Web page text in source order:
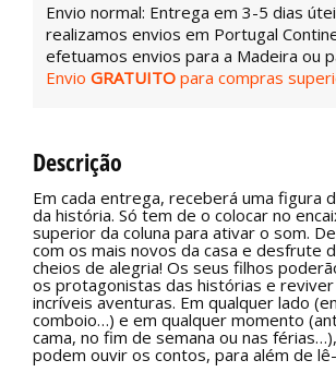
Envio normal: Entrega em 3-5 dias
realizamos envios em Portugal
efetuamos envios para a Madeira ou
Envio GRATUITO para compras
Descrição
Em cada entrega, receberá uma figura
da história. Só tem de o colocar no
superior da coluna para ativar o som.
com os mais novos da casa e desfrute
cheios de alegria! Os seus filhos
os protagonistas das histórias e reviver
incríveis aventuras. Em qualquer lado
comboio…) e em qualquer momento
cama, no fim de semana ou nas
podem ouvir os contos, para além de